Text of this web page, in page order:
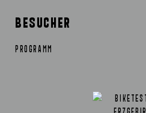
BESUCHER
PROGRAMM